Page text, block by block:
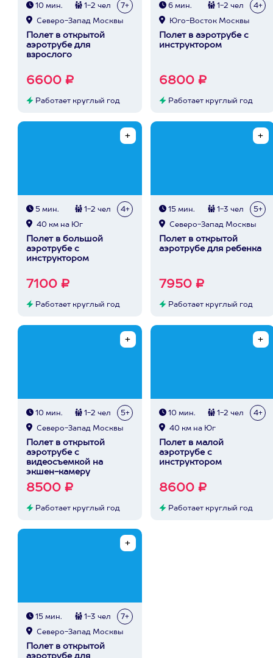
10 мин. 1-2 чел 7+
Северо-Запад Москвы
Полет в открытой
аэротрубе для
взрослого
6600 ₽
Работает круглый год
6 мин. 1-2 чел 4+
Юго-Восток Москвы
Полет в аэротрубе с
инструктором
6800 ₽
Работает круглый год
5 мин. 1-2 чел 4+
40 км на Юг
Полет в большой
аэротрубе с
инструктором
7100 ₽
Работает круглый год
15 мин. 1-3 чел 5+
Северо-Запад Москвы
Полет в открытой
аэротрубе для ребенка
7950 ₽
Работает круглый год
10 мин. 1-2 чел 5+
Северо-Запад Москвы
Полет в открытой
аэротрубе с
видеосъемкой на
экшен-камеру
8500 ₽
Работает круглый год
10 мин. 1-2 чел 4+
40 км на Юг
Полет в малой
аэротрубе с
инструктором
8600 ₽
Работает круглый год
15 мин. 1-3 чел 7+
Северо-Запад Москвы
Полет в открытой
аэротрубе для